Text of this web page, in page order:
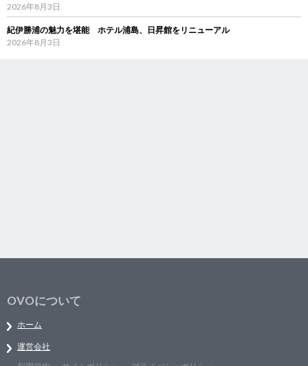
2026年8月3日
紀伊勝浦の魅力を堪能 ホテル浦島、日昇館をリニューアル
2026年8月3日
OVOについて
ホーム
運営会社